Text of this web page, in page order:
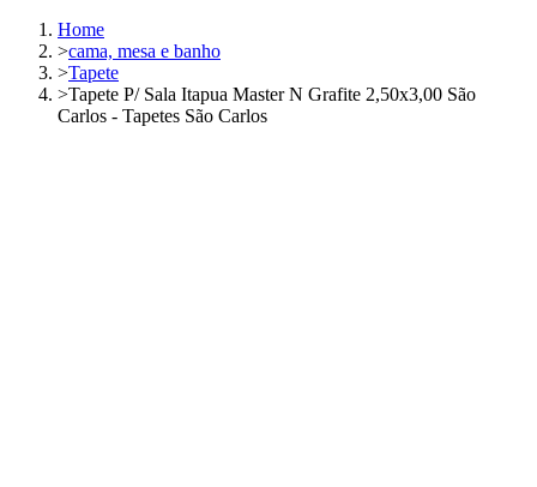
Home
>cama, mesa e banho
>Tapete
>Tapete P/ Sala Itapua Master N Grafite 2,50x3,00 São
Carlos - Tapetes São Carlos